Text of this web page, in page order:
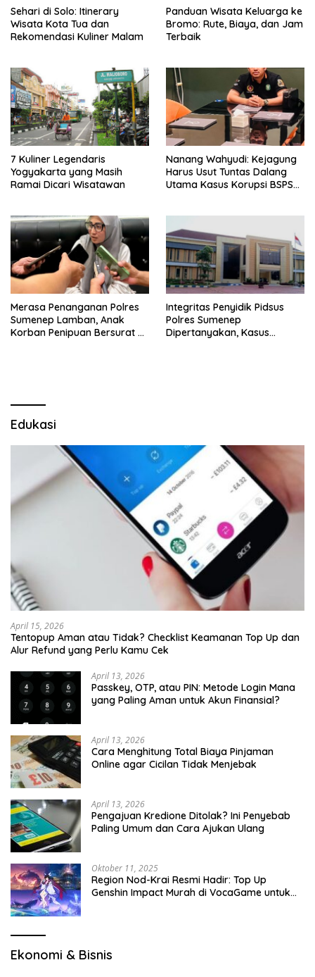
Sehari di Solo: Itinerary
Wisata Kota Tua dan
Rekomendasi Kuliner Malam
Panduan Wisata Keluarga ke
Bromo: Rute, Biaya, dan Jam
Terbaik
7 Kuliner Legendaris
Yogyakarta yang Masih
Ramai Dicari Wisatawan
Nanang Wahyudi: Kejagung
Harus Usut Tuntas Dalang
Utama Kasus Korupsi BSPS
Merasa Penanganan Polres
Sumenep Lamban, Anak
Korban Penipuan Bersurat ke
Integritas Penyidik Pidsus
Polres Sumenep
Dipertanyakan, Kasus
Edukasi
April 15, 2026
Tentopup Aman atau Tidak? Checklist Keamanan Top Up dan
Alur Refund yang Perlu Kamu Cek
April 13, 2026
Passkey, OTP, atau PIN: Metode Login Mana
yang Paling Aman untuk Akun Finansial?
April 13, 2026
Cara Menghitung Total Biaya Pinjaman
Online agar Cicilan Tidak Menjebak
April 13, 2026
Pengajuan Kredione Ditolak? Ini Penyebab
Paling Umum dan Cara Ajukan Ulang
Oktober 11, 2025
Region Nod-Krai Resmi Hadir: Top Up
Genshin Impact Murah di VocaGame untuk
Ekonomi & Bisnis